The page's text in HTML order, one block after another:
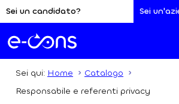
Sei un candidato? Sei
Sei qui: Home
Catalogo
Responsabile e referenti privacy